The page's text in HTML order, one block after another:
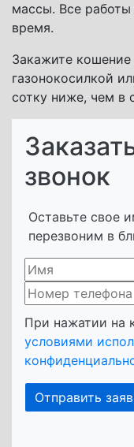
массы. Все работы
время.
Закажите
газонокосилкой
сотку ниже, чем в
звонок
Оставьте свое
перезвоним в
При нажатии на
условиями